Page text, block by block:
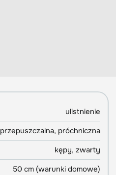
ulistnienie
przepuszczalna, próchniczna
kępy, zwarty
50 cm (warunki domowe)